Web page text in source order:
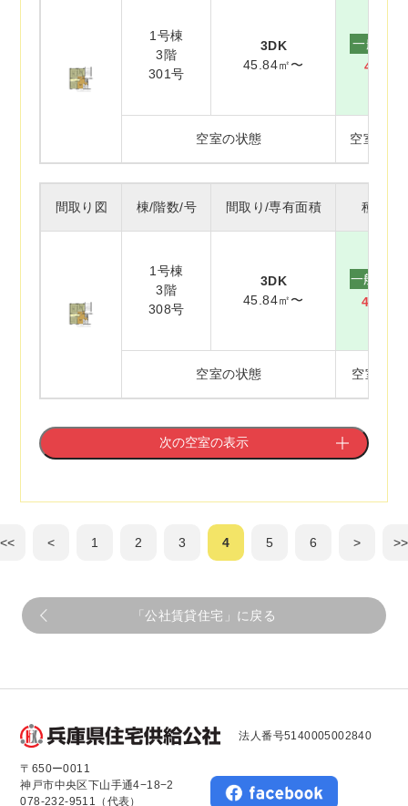
1号棟
3階
301号
3DK
45.84㎡〜
一般賃貸
空室の状態 空室(入
間取り図 棟/階数/号 間取り/専有面積 種別/家
1号棟
3階
308号
3DK
45.84㎡〜
一般賃貸
40,900
空室の状態 空室(未
次の空室の表示
<< < 1 2 3 4 5 6 > >>
「公社賃貸住宅」に戻る
法人番号5140005002840
〒650ー0011
神戸市中央区下山手通4−18−2
078-232-9511（代表）